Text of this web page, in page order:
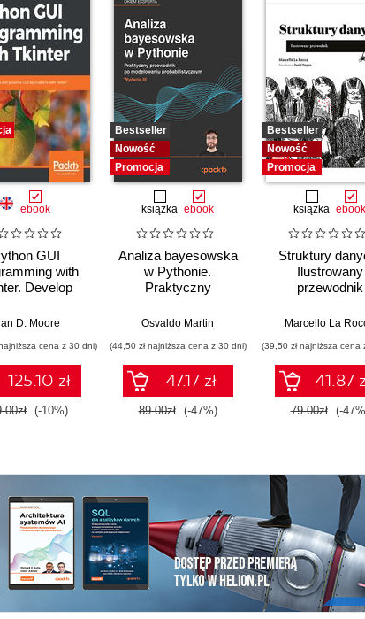
ebook
GUI
with
Develop
GUI
Tkinter
D. Moore
cena z 30 dni)
125.10 zł
(-10%)
Bestseller
Nowość
Promocja
książka ebook
Analiza bayesowska
w Pythonie.
Praktyczny
modelowaniu
Wydanie III
Osvaldo Martin
(44,50 zł najniższa cena z 30 dni)
47.17 zł
89.00zł (-47%)
Bestseller
Nowość
Promocja
książka ebook
Struktury
Ilustrowany
przewodnik
Marcello La
(39,50 zł najniższa cena
41.87
79.00zł (-